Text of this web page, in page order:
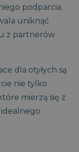
podparcia.
uniknąć
z partnerów
dla otyłych są
nie tylko
mierzą się z